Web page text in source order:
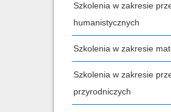
Szkolenia w zakresie
humanistycznych
Szkolenia w zakresie
Szkolenia w zakresie
przyrodniczych